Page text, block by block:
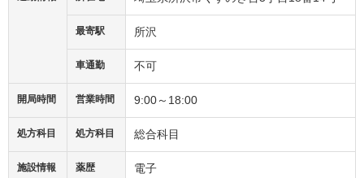
最寄駅 所沢
車通勤 不可
開局時間 営業時間 9:00～18:00
処方科目 処方科目 総合科目
施設情報 薬歴 電子